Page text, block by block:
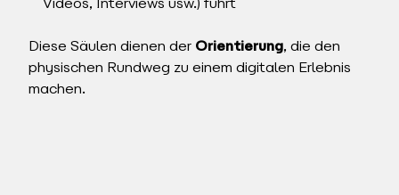
Videos, Interviews usw.) führt
Diese Säulen dienen der Orientierung, die den
physischen Rundweg zu einem digitalen Erlebnis
machen.